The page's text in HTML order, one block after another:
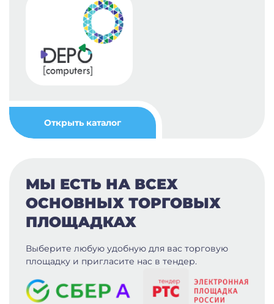
Открыть каталог
МЫ ЕСТЬ НА ВСЕХ
ОСНОВНЫХ ТОРГОВЫХ
ПЛОЩАДКАХ
Выберите любую удобную для вас торговую
площадку и пригласите нас в тендер.